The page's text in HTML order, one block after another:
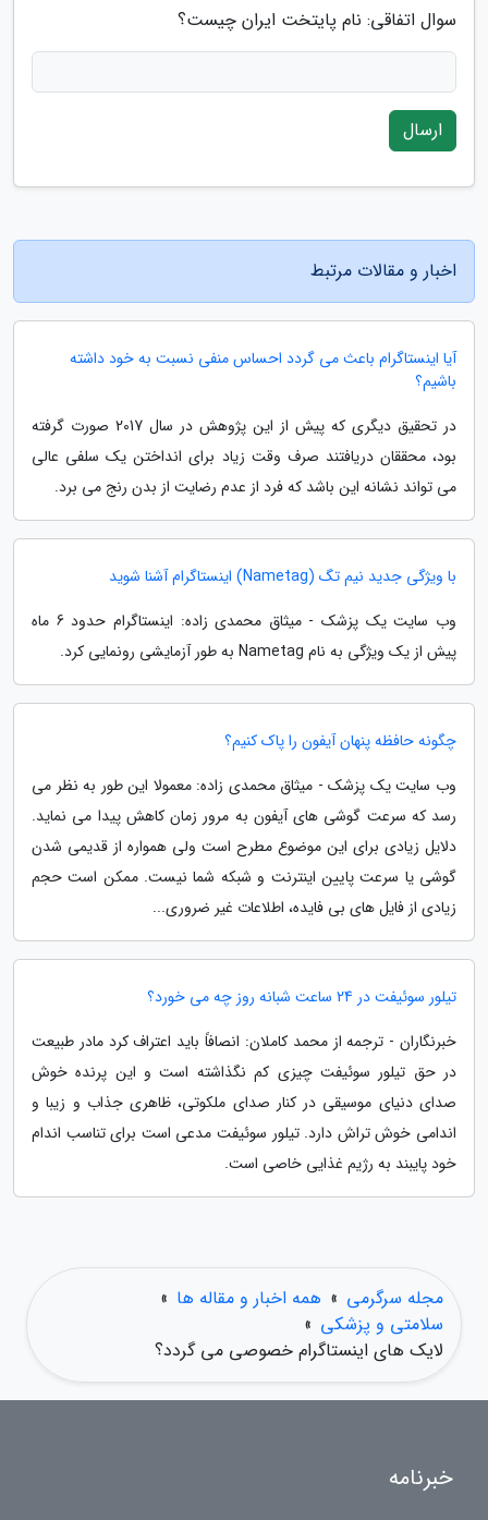
سوال اتفاقی: نام پایتخت ایران چیست؟
ارسال
اخبار و مقالات مرتبط
آیا اینستاگرام باعث می گردد احساس منفی نسبت به خود داشته
باشیم؟
در تحقیق دیگری که پیش از این پژوهش در سال 2017 صورت گرفته
بود، محققان دریافتند صرف وقت زیاد برای انداختن یک سلفی عالی
می تواند نشانه این باشد که فرد از عدم رضایت از بدن رنج می برد.
با ویژگی جدید نیم تگ (Nametag) اینستاگرام آشنا شوید
وب سایت یک پزشک - میثاق محمدی زاده: اینستاگرام حدود 6 ماه
پیش از یک ویژگی به نام Nametag به طور آزمایشی رونمایی کرد.
چگونه حافظه پنهان آیفون را پاک کنیم؟
وب سایت یک پزشک - میثاق محمدی زاده: معمولا این طور به نظر می
رسد که سرعت گوشی های آیفون به مرور زمان کاهش پیدا می نماید.
دلایل زیادی برای این موضوع مطرح است ولی همواره از قدیمی شدن
گوشی یا سرعت پایین اینترنت و شبکه شما نیست. ممکن است حجم
زیادی از فایل های بی فایده، اطلاعات غیر ضروری...
تیلور سوئیفت در 24 ساعت شبانه روز چه می خورد؟
خبرنگاران - ترجمه از محمد کاملان: انصافاً باید اعتراف کرد مادر طبیعت
در حق تیلور سوئیفت چیزی کم نگذاشته است و این پرنده خوش
صدای دنیای موسیقی در کنار صدای ملکوتی، ظاهری جذاب و زیبا و
اندامی خوش تراش دارد. تیلور سوئیفت مدعی است برای تناسب اندام
خود پایبند به رژیم غذایی خاصی است.
مجله سرگرمی » همه اخبار و مقاله ها »
سلامتی و پزشکی »
لایک های اینستاگرام خصوصی می گردد؟
خبرنامه